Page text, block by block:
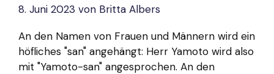
8. Juni 2023 von Britta Albers
An den Namen von Frauen und Männern wird ein
höfliches "san" angehängt: Herr Yamoto wird also
mit "Yamoto-san" angesprochen. An den